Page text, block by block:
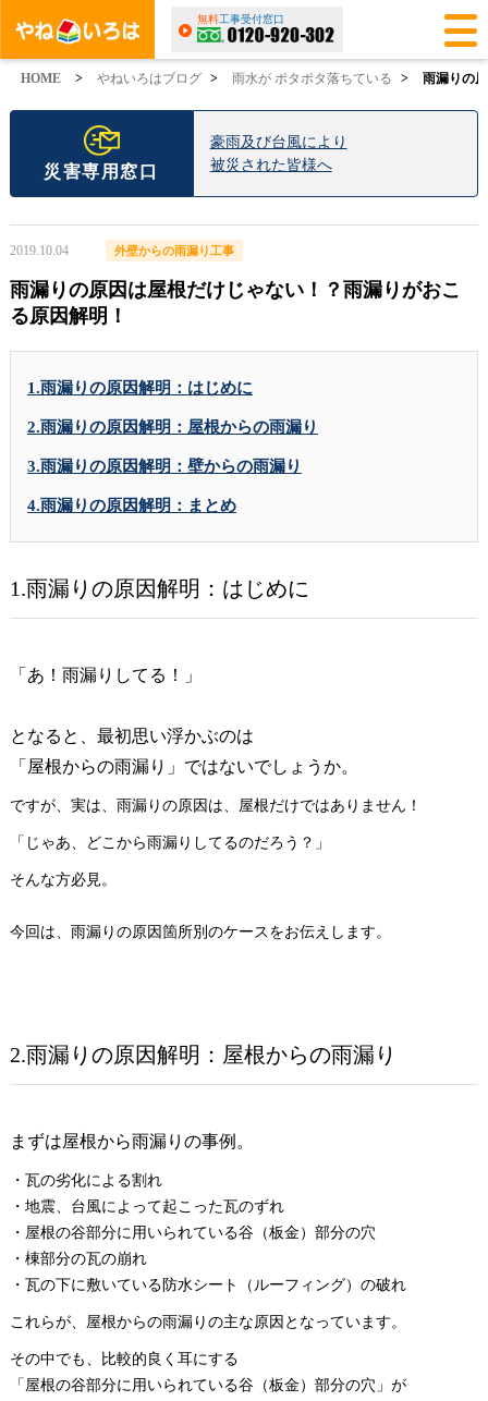
無料工事受付窓口
HOME > やねいろはブログ > 雨水が ポタポタ落ちている > 雨漏りの
災害専用窓口
豪雨及び台風により
被災された皆様へ
2019.10.04 外壁からの雨漏り工事
雨漏りの原因は屋根だけじゃない！？雨漏りがおこ
る原因解明！
1.雨漏りの原因解明：はじめに
2.雨漏りの原因解明：屋根からの雨漏り
3.雨漏りの原因解明：壁からの雨漏り
4.雨漏りの原因解明：まとめ
1.雨漏りの原因解明：はじめに
「あ！雨漏りしてる！」
となると、最初思い浮かぶのは
「屋根からの雨漏り」ではないでしょうか。
ですが、実は、雨漏りの原因は、屋根だけではありません！
「じゃあ、どこから雨漏りしてるのだろう？」
そんな方必見。
今回は、雨漏りの原因箇所別のケースをお伝えします。
2.雨漏りの原因解明：屋根からの雨漏り
まずは屋根から雨漏りの事例。
・瓦の劣化による割れ
・地震、台風によって起こった瓦のずれ
・屋根の谷部分に用いられている谷（板金）部分の穴
・棟部分の瓦の崩れ
・瓦の下に敷いている防水シート（ルーフィング）の破れ
これらが、屋根からの雨漏りの主な原因となっています。
その中でも、比較的良く耳にする
「屋根の谷部分に用いられている谷（板金）部分の穴」が